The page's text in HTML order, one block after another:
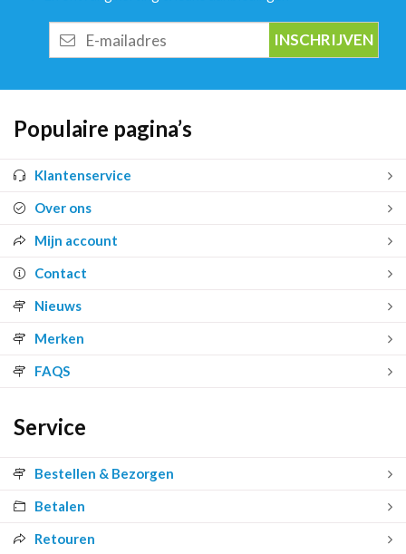
mailadres
Populaire pagina’s
Klantenservice
Over ons
Mijn account
Contact
Nieuws
Merken
FAQS
Service
Bestellen & Bezorgen
Betalen
Retouren